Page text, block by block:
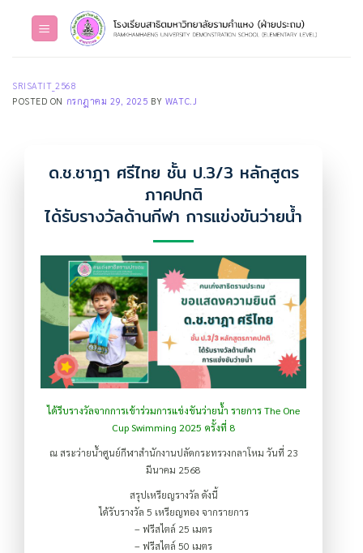
SRISATIT_2568
POSTED ON กรกฎาคม 29, 2025 BY WATC.J
ด.ช.ชาฎา ศรีไทย ชั้น ป.3/3 หลักสูตร
ภาคปกติ
ได้รับรางวัลด้านกีฬา การแข่งขันว่ายน้ำ
ได้รีบรางวัลจากการเข้าร่วมการแข่งขันว่ายน้ำ รายการ The One
Cup Swimming 2025 ครั้งที่ 8
ณ สระว่ายน้ำศูนย์กีฬาสำนักงานปลัดกระทรวงกลาโหม วันที่ 23
มีนาคม 2568
สรุปเหรียญรางวัล ดังนี้
ได้รับรางวัล 5 เหรียญทอง จากรายการ
– ฟรีสไตล์ 25 เมตร
– ฟรีสไตล์ 50 เมตร